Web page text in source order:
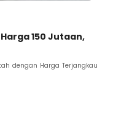
150 Jutaan,
dengan Harga Terjangkau